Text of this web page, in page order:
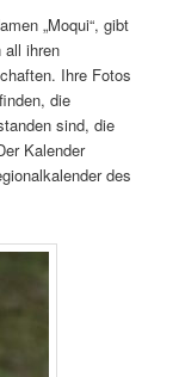
„Moqui“, gibt
all ihren
Ihre Fotos
die
sind, die
Kalender
des